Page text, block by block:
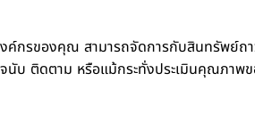
ค์กรของคุณ สามารถจัดการกับสินทรัพย์ถ
นับ ติดตาม หรือแม้กระทั่งประเมินคุณภาพ